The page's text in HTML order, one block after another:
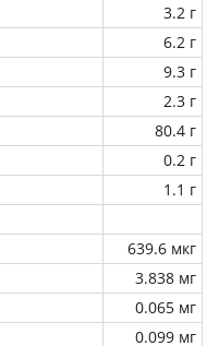
3.2 г
6.2 г
9.3 г
2.3 г
80.4 г
0.2 г
1.1 г
639.6 мкг
3.838 мг
0.065 мг
0.099 мг